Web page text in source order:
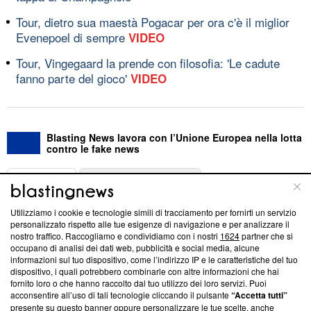
Tour, dietro sua maestà Pogacar per ora c'è il miglior
Evenepoel di sempre VIDEO
Tour, Vingegaard la prende con filosofia: 'Le cadute
fanno parte del gioco' VIDEO
Blasting News lavora con l’Unione Europea nella lotta
contro le fake news
ABOUT
Questa sezione offre informazioni trasparenti su Blasting
News, sui nostri processi editoriali e su come ci impegniamo a
creare news di qualità. Inoltre, afferma la nostra aderenza a
‘Trust Project - News with Integrity’Blasting News non è
ancora membro del programma, ma ha richiesto di farne
parte; Trust Project non ha ancora effettuato una verifica di
conformità agli standard.
Utilizziamo i cookie e tecnologie simili di tracciamento per fornirti un servizio
personalizzato rispetto alle tue esigenze di navigazione e per analizzare il
nostro traffico. Raccogliamo e condividiamo con i nostri 1624partner che si
occupano di analisi dei dati web, pubblicità e social media, alcune
informazioni sul tuo dispositivo, come l’indirizzo IP e le caratteristiche del tuo
dispositivo, i quali potrebbero combinarle con altre informazioni che hai
fornito loro o che hanno raccolto dal tuo utilizzo dei loro servizi. Puoi
acconsentire all’uso di tali tecnologie cliccando il pulsante“Accetta tutti”
presente su questo banner oppure personalizzare le tue scelte, anche